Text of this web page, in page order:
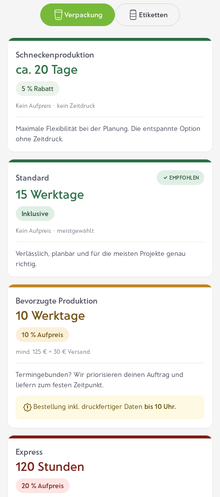
Verpackung Etiketten
Schneckenproduktion
ca. 20 Tage
5 % Rabatt
Kein Aufpreis · kein Zeitdruck
Maximale Flexibilität bei der Planung. Die entspannte Option
ohne Zeitdruck.
Standard EMPFOHLEN
15 Werktage
Inklusive
Kein Aufpreis · meistgewählt
Verlässlich, planbar und für die meisten Projekte genau
richtig.
Bevorzugte Produktion
10 Werktage
10 % Aufpreis
mind. 125 € + 30 € Versand
Termingebunden? Wir priorisieren deinen Auftrag und
liefern zum festen Zeitpunkt.
Bestellung inkl. druckfertiger Daten bis 10 Uhr.
Express
120 Stunden
20 % Aufpreis